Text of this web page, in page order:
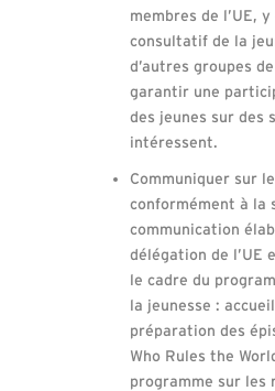
membres de l’UE,
consultatif de la
d’autres groupes
garantir une
des jeunes sur des
intéressent.
Communiquer sur
conformément à la
communication
délégation de l’UE
le cadre du
la jeunesse :
préparation des
Who Rules the
programme sur les